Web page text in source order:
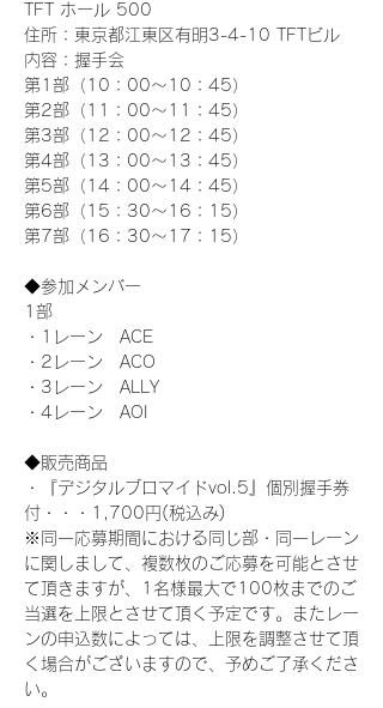
TFT ホール 500
住所：東京都江東区有明3-4-10 TFTビル
内容：握手会
第1部（10：00～10：45）
第2部（11：00～11：45）
第3部（12：00～12：45）
第4部（13：00～13：45）
第5部（14：00～14：45）
第6部（15：30～16：15）
第7部（16：30～17：15）
◆参加メンバー
1部
・1レーン　ACE
・2レーン　ACO
・3レーン　ALLY
・4レーン　AOI
◆販売商品
・『デジタルブロマイドvol.5』個別握手券
付・・・1,700円(税込み)
※同一応募期間における同じ部・同一レーン
に関しまして、複数枚のご応募を可能とさせ
て頂きますが、1名様最大で100枚までのご
当選を上限とさせて頂く予定です。またレー
ンの申込数によっては、上限を調整させて頂
く場合がございますので、予めご了承くださ
い。